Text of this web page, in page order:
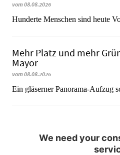
vom 08.08.2026
Hunderte Menschen sind heute
Mehr Platz und mehr
Mayor
vom 08.08.2026
Ein gläserner Panorama-Aufzug
We need your